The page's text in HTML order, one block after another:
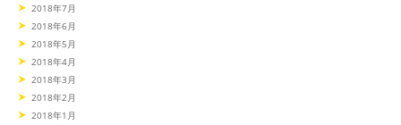
2018年7月
2018年6月
2018年5月
2018年4月
2018年3月
2018年2月
2018年1月